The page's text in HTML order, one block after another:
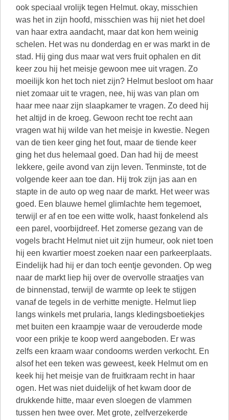
ook speciaal vrolijk tegen Helmut. okay, misschien
was het in zijn hoofd, misschien was hij niet het doel
van haar extra aandacht, maar dat kon hem weinig
schelen. Het was nu donderdag en er was markt in de
stad. Hij ging dus maar wat vers fruit ophalen en dit
keer zou hij het meisje gewoon mee uit vragen. Zo
moeilijk kon het toch niet zijn? Helmut besloot om haar
niet zomaar uit te vragen, nee, hij was van plan om
haar mee naar zijn slaapkamer te vragen. Zo deed hij
het altijd in de kroeg. Gewoon recht toe recht aan
vragen wat hij wilde van het meisje in kwestie. Negen
van de tien keer ging het fout, maar de tiende keer
ging het dus helemaal goed. Dan had hij de meest
lekkere, geile avond van zijn leven. Tenminste, tot de
volgende keer aan toe dan. Hij trok zijn jas aan en
stapte in de auto op weg naar de markt. Het weer was
goed. Een blauwe hemel glimlachte hem tegemoet,
terwijl er af en toe een witte wolk, haast fonkelend als
een parel, voorbijdreef. Het zomerse gezang van de
vogels bracht Helmut niet uit zijn humeur, ook niet toen
hij een kwartier moest zoeken naar een parkeerplaats.
Eindelijk had hij er dan toch eentje gevonden. Op weg
naar de markt liep hij over de overvolle straatjes van
de binnenstad, terwijl de warmte op leek te stijgen
vanaf de tegels in de verhitte menigte. Helmut liep
langs winkels met prularia, langs kledingsboetiekjes
met buiten een kraampje waar de verouderde mode
voor een prikje te koop werd aangeboden. Er was
zelfs een kraam waar condooms werden verkocht. En
alsof het een teken was geweest, keek Helmut om en
keek hij het meisje van de fruitkraam recht in haar
ogen. Het was niet duidelijk of het kwam door de
drukkende hitte, maar even sloegen de vlammen
tussen hen twee over. Met grote, zelfverzekerde